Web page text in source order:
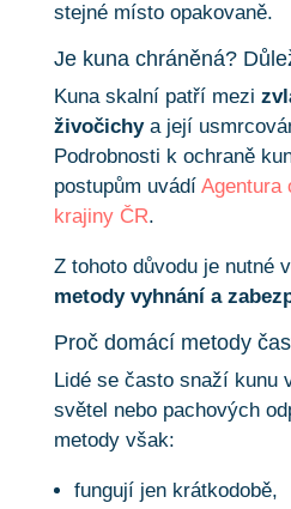
stejné místo opakovaně.
Je kuna chráněná?
Kuna skalní patří mezi
živočichya její
Podrobnosti k ochraně
postupům uvádí Agentura
krajiny ČR.
Z tohoto důvodu je nutné
metody vyhnání a
Proč domácí metody
Lidé se často snaží kunu
světel nebo pachových
metody však:
fungují jen krátkodobě,